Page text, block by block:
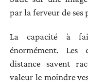
par la ferveur de ses
La capacité à
énormément.
distance savent
valeur le moindre